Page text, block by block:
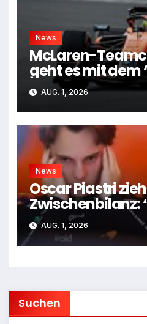
News
McLaren-
geht es mit
Flügel weiter
AUG. 1, 2026
News
Oscar Piastri
Zwischenbilanz:
Tiefen als Höhen”
AUG. 1, 2026
Suchen